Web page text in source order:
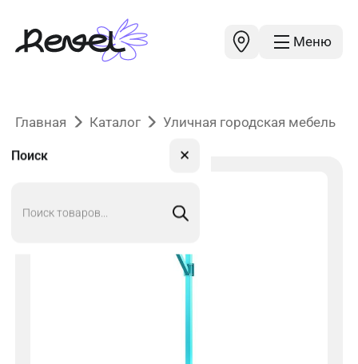
Меню
Поиск ✕
Главная Каталог Уличная городская мебель